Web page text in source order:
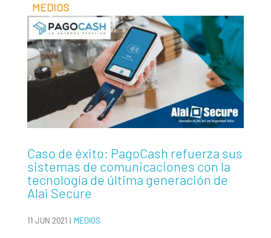
Caso de éxito: PagoCash refuerza sus
sistemas de comunicaciones con la
tecnología de última generación de
Alai Secure
11 JUN 2021 | MEDIOS